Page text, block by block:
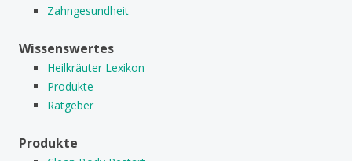
Zahngesundheit
Wissenswertes
Heilkräuter Lexikon
Produkte
Ratgeber
Produkte